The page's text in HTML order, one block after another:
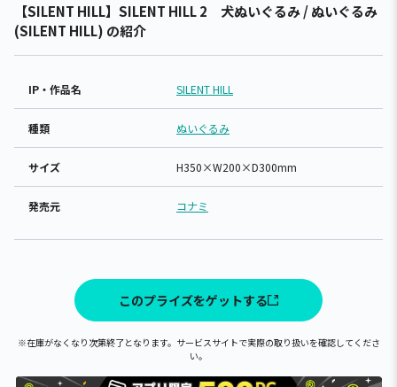
【SILENT HILL】SILENT HILL 2 犬ぬいぐるみ / ぬいぐるみ
(SILENT HILL) の紹介
IP・作品名 SILENT HILL
種類 ぬいぐるみ
サイズ H350×W200×D300mm
発売元 コナミ
このプライズをゲットする
※在庫がなくなり次第終了となります。サービスサイトで実際の取り扱いを確認してくださ
い。